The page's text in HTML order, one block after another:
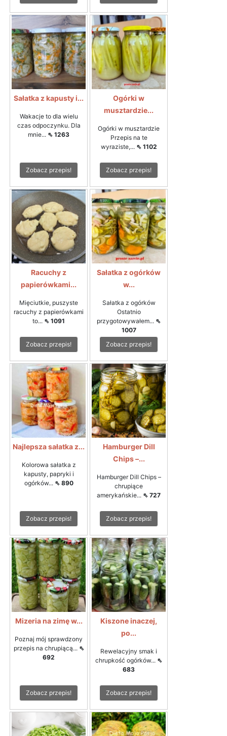
Sałatka z kapusty i...
Wakacje to dla wielu
czas odpoczynku. Dla
mnie... ⇖ 1263
Zobacz przepis!
Ogórki w
musztardzie...
Ogórki w musztardzie
Przepis na te
wyraziste,... ⇖ 1102
Zobacz przepis!
Racuchy z
papierówkami...
Mięciutkie, puszyste
racuchy z papierówkami
to... ⇖ 1091
Zobacz przepis!
Sałatka z ogórków
w...
Sałatka z ogórków
Ostatnio
przygotowywałem... ⇖
1007
Zobacz przepis!
Najlepsza sałatka z...
Kolorowa sałatka z
kapusty, papryki i
ogórków... ⇖ 890
Zobacz przepis!
Hamburger Dill
Chips –...
Hamburger Dill Chips –
chrupiące
amerykańskie... ⇖ 727
Zobacz przepis!
Mizeria na zimę w...
Poznaj mój sprawdzony
przepis na chrupiącą... ⇖
692
Zobacz przepis!
Kiszone inaczej,
po...
Rewelacyjny smak i
chrupkość ogórków... ⇖
683
Zobacz przepis!